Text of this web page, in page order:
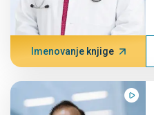
Imenovanje knjige